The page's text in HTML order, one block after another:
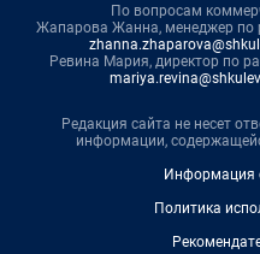
По вопросам
Жапарова Жанна, менеджер по
Ревина Мария, директор по
Редакция сайта не несет
информации,
Информация
Политика